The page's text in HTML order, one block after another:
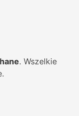
. Wszelkie